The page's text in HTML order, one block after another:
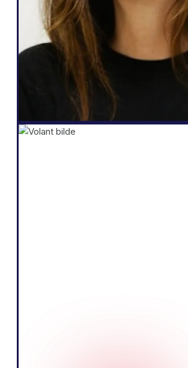
generere flere potensielle
muligheten til å gjøre alt dette